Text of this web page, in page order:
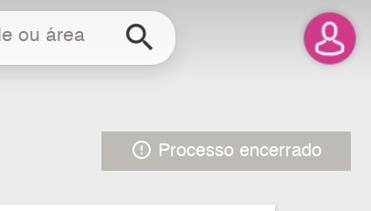
search
error_outline Processo encerrado